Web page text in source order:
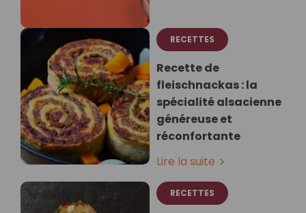
RECETTES
Recette de
fleischnackas : la
spécialité alsacienne
généreuse et
réconfortante
Lire la suite
RECETTES